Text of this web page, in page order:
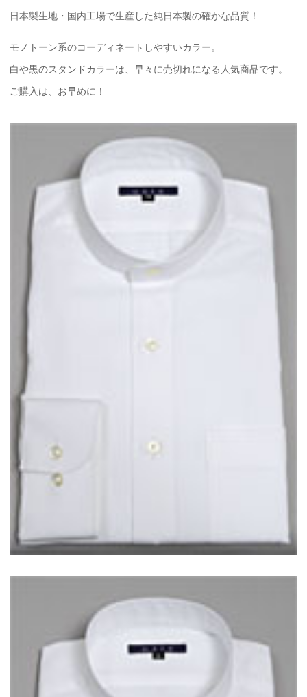
日本製生地・国内工場で生産した純日本製の確かな品質！
モノトーン系のコーディネートしやすいカラー。
白や黒のスタンドカラーは、早々に売切れになる人気商品です。
ご購入は、お早めに！